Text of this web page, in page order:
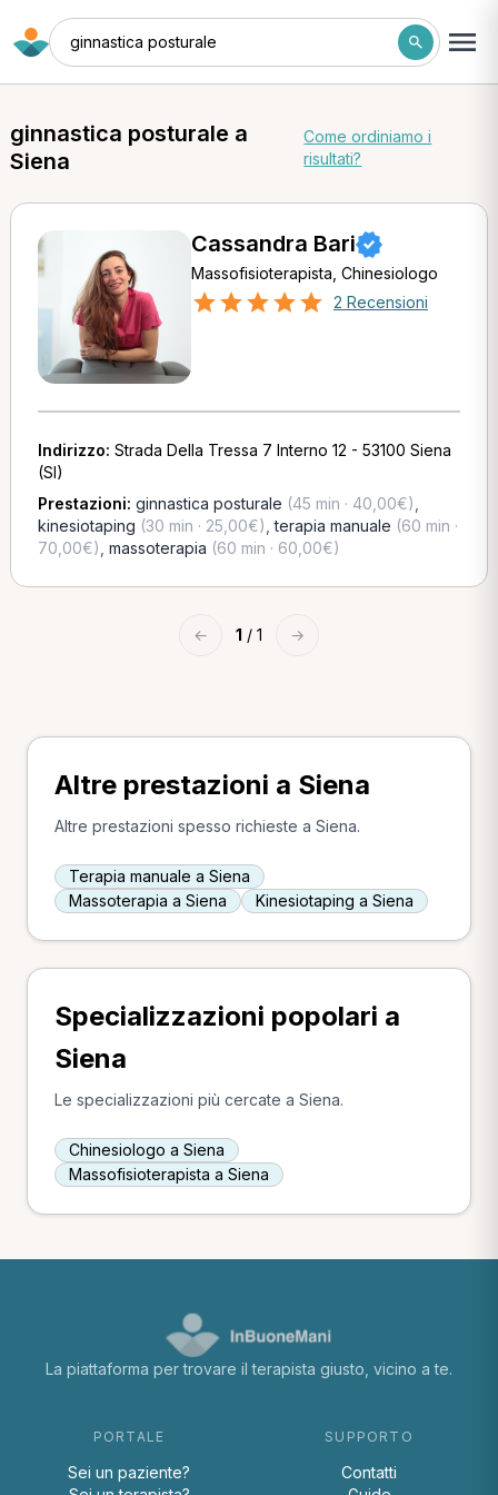
ginnastica posturale
ginnastica posturale a
Siena
Come ordiniamo i
risultati?
Cassandra Bari
Massofisioterapista, Chinesiologo
2 Recensioni
Indirizzo: Strada Della Tressa 7 Interno 12 - 53100 Siena
(SI)
Prestazioni: ginnastica posturale (45 min · 40,00€)
kinesiotaping (30 min · 25,00€) ,terapia manuale (60 min ·
70,00€) massoterapia (60 min · 60,00€)
← 1 / 1 →
Altre prestazioni a Siena
Altre prestazioni spesso richieste a Siena.
Terapia manuale a Siena
Massoterapia a Siena
Kinesiotaping a Siena
Specializzazioni popolari a
Siena
Le specializzazioni più cercate a Siena.
Chinesiologo a Siena
Massofisioterapista a Siena
La piattaforma per trovare il terapista giusto, vicino a te.
PORTALE
Sei un paziente?
SUPPORTO
Contatti